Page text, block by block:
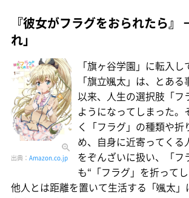
『彼女がフラグをおられたら
れ」
出典： Amazon.co.jp
「旗ヶ谷学園」に転入
「旗立颯太」は、とあ
以来、人生の選択肢「フ
ようになってしまった。
く「フラグ」の種類や折
め、自身に近寄ってくる
をぞんざいに扱い、「フ
も“「フラグ」を折ってし
他人とは距離を置いて生活する「颯太